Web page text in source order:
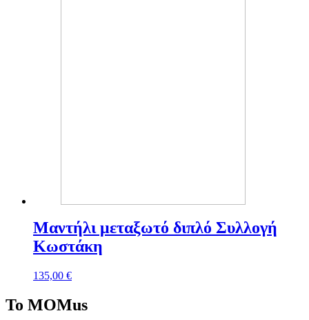
Μαντήλι μεταξωτό διπλό Συλλογή
Κωστάκη
135,00 €
To MOMus